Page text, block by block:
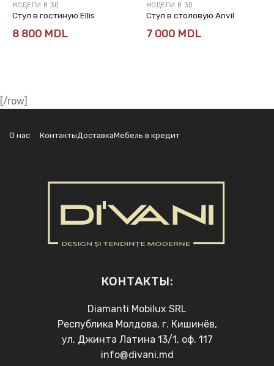
МОДЕЛИ В 3D
Стул в гостиную Ellis
8 800 MDL
МОДЕЛИ В 3D
Стул в столовую Anvil
7 000 MDL
[/row]
О нас КонтактыДоставкаМебель в кредит
КОНТАКТЫ:
Diamanti Mobilux SRL
Республика Молдова, г. Кишинёв,
ул. Джинта Латина 13/1, оф. 117
info@divani.md